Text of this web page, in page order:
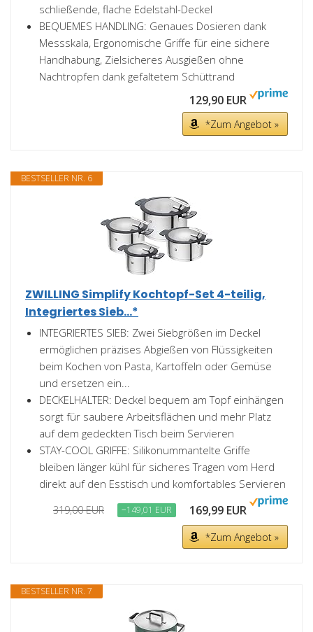
schließende, flache Edelstahl-Deckel
BEQUEMES HANDLING: Genaues Dosieren dank
Messskala, Ergonomische Griffe für eine sichere
Handhabung, Zielsicheres Ausgießen ohne
Nachtropfen dank gefaltetem Schüttrand
129,90 EUR
*Zum Angebot »
BESTSELLER NR. 6
ZWILLING Simplify Kochtopf-Set 4-teilig,
Integriertes Sieb...*
INTEGRIERTES SIEB: Zwei Siebgrößen im Deckel
ermöglichen präzises Abgießen von Flüssigkeiten
beim Kochen von Pasta, Kartoffeln oder Gemüse
und ersetzen ein...
DECKELHALTER: Deckel bequem am Topf einhängen
sorgt für saubere Arbeitsflächen und mehr Platz
auf dem gedeckten Tisch beim Servieren
STAY-COOL GRIFFE: Silikonummantelte Griffe
bleiben länger kühl für sicheres Tragen vom Herd
direkt auf den Esstisch und komfortables Servieren
319,00 EUR −149,01 EUR 169,99 EUR
*Zum Angebot »
BESTSELLER NR. 7